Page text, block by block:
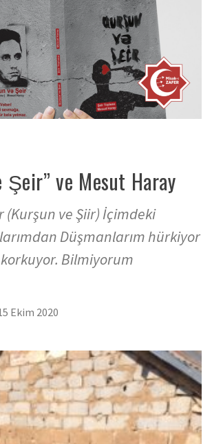
Şeir” ve Mesut Haray
(Kurşun ve Şiir) İçimdeki
Düşmanlarım hürkiyor
Bilmiyorum
Ekim 2020